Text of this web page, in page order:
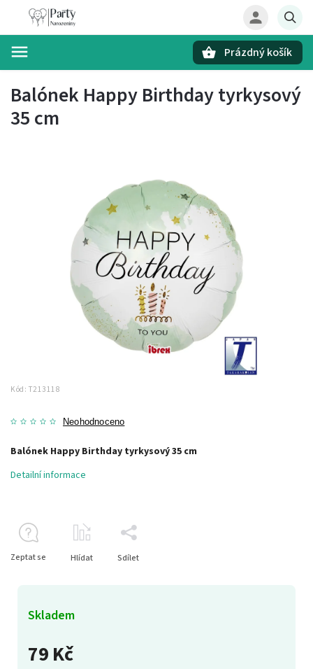
Prázdný košík
Balónek Happy Birthday tyrkysový
35 cm
Kód: T213118
Neohodnoceno
79 Kč
Skladem
Balónek Happy Birthday tyrkysový 35 cm
Detailní informace
Zeptat se Hlídat Sdílet